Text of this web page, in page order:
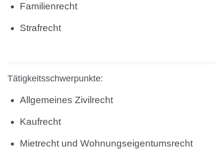
Familienrecht
Strafrecht
Tätigkeitsschwerpunkte:
Allgemeines Zivilrecht
Kaufrecht
Mietrecht und Wohnungseigentumsrecht